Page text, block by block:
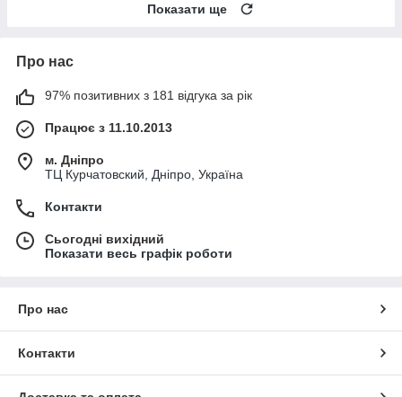
Показати ще
Про нас
97% позитивних з 181 відгука за рік
Працює з 11.10.2013
м. Дніпро
ТЦ Курчатовский, Дніпро, Україна
Контакти
Сьогодні вихідний
Показати весь графік роботи
Про нас
Контакти